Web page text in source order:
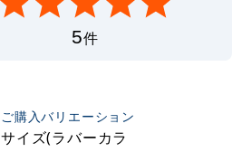
5件
ご購入バリエーション
サイズ(ラバーカラ